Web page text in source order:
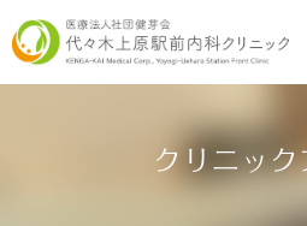
クリニック